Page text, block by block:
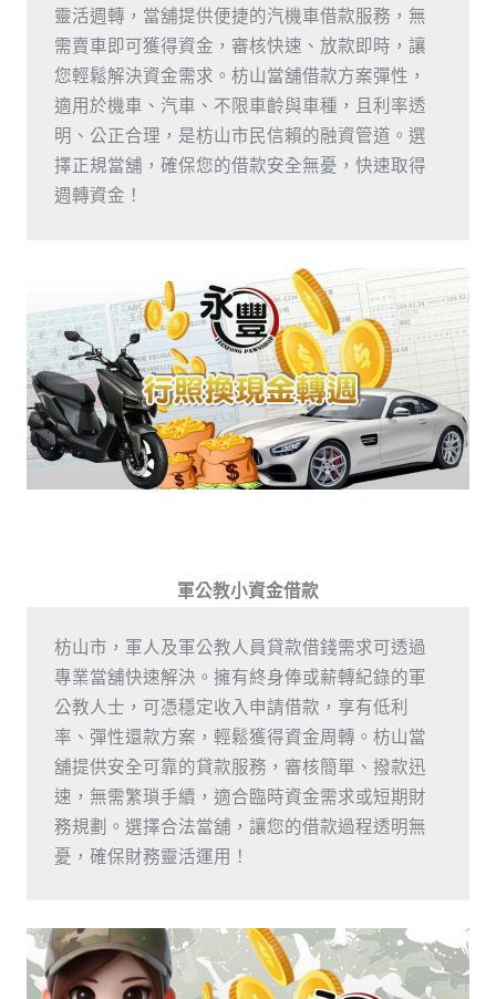
靈活週轉，當舖提供便捷的汽機車借款服務，無
需賣車即可獲得資金，審核快速、放款即時，讓
您輕鬆解決資金需求。枋山當舖借款方案彈性，
適用於機車、汽車、不限車齡與車種，且利率透
明、公正合理，是枋山市民信賴的融資管道。選
擇正規當舖，確保您的借款安全無憂，快速取得
週轉資金！
軍公教小資金借款
枋山市，軍人及軍公教人員貸款借錢需求可透過
專業當舖快速解決。擁有終身俸或薪轉紀錄的軍
公教人士，可憑穩定收入申請借款，享有低利
率、彈性還款方案，輕鬆獲得資金周轉。枋山當
舖提供安全可靠的貸款服務，審核簡單、撥款迅
速，無需繁瑣手續，適合臨時資金需求或短期財
務規劃。選擇合法當舖，讓您的借款過程透明無
憂，確保財務靈活運用！